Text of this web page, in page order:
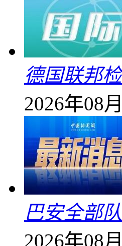
德国联邦
2026年08
巴安全部
2026年08